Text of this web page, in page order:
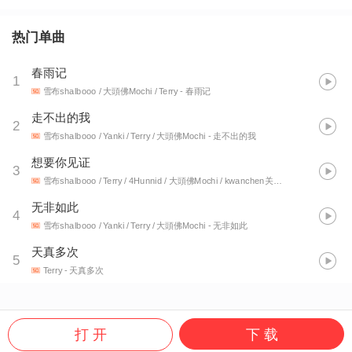
热门单曲
1
春雨记
雪布shalbooo / 大頭佛Mochi / Terry- 春雨记
2
走不出的我
雪布shalbooo / Yanki / Terry / 大頭佛Mochi - 走不出的我
3
想要你见证
雪布shalbooo / Terry / 4Hunnid / 大頭佛Mochi / kwanchen关初恒 - 想要你见证
4
无非如此
雪布shalbooo / Yanki / Terry / 大頭佛Mochi - 无非如此
5
天真多次
Terry- 天真多次
打 开 下 载